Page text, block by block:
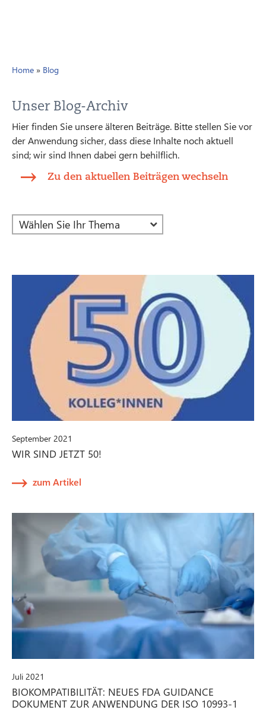
Home » Blog
Unser Blog-Archiv
Hier finden Sie unsere älteren Beiträge. Bitte stellen Sie vor
der Anwendung sicher, dass diese Inhalte noch aktuell
sind; wir sind Ihnen dabei gern behilflich.
Zu den aktuellen Beiträgen wechseln
September 2021
WIR SIND JETZT 50!
zum Artikel
Juli 2021
BIOKOMPATIBILITÄT: NEUES FDA GUIDANCE
DOKUMENT ZUR ANWENDUNG DER ISO 10993-1